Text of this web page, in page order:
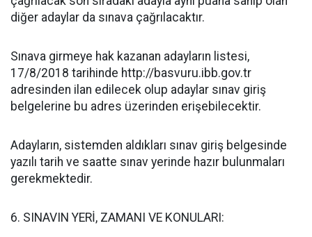
diğer adaylar da sınava çağrılacaktır.
Sınava girmeye hak kazanan adayların listesi,
17/8/2018 tarihinde http://basvuru.ibb.gov.tr
adresinden ilan edilecek olup adaylar sınav giriş
belgelerine bu adres üzerinden erişebilecektir.
Adayların, sistemden aldıkları sınav giriş belgesinde
yazılı tarih ve saatte sınav yerinde hazır bulunmaları
gerekmektedir.
6. SINAVIN YERİ, ZAMANI VE KONULARI: